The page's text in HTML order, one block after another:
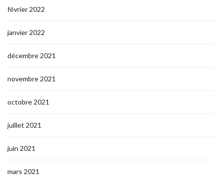
février 2022
janvier 2022
décembre 2021
novembre 2021
octobre 2021
juillet 2021
juin 2021
mars 2021